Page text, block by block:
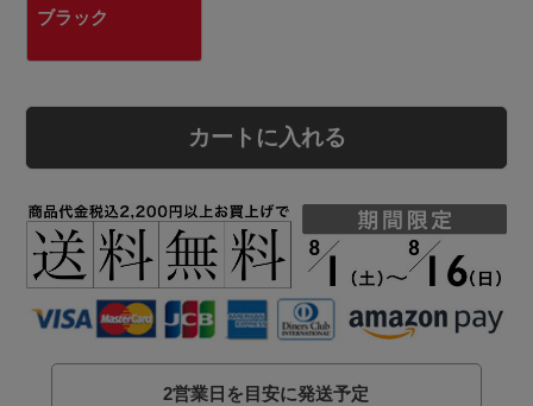
ブラック
カートに入れる
2営業日を目安に発送予定